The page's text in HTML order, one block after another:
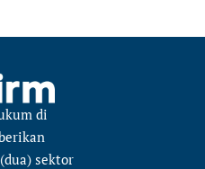
di
sektor